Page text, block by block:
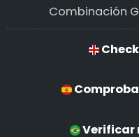
Combinación
Verificar